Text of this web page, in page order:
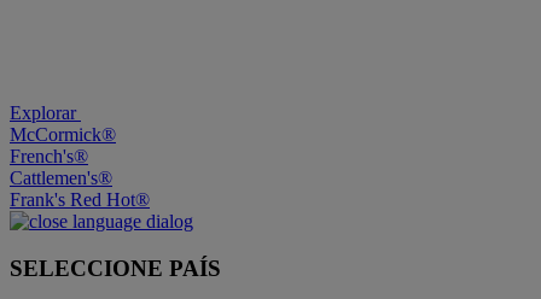
Explorar
McCormick®
French's®
Cattlemen's®
Frank's Red Hot®
SELECCIONE PAÍS